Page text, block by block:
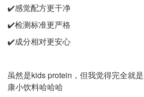
✔️感觉配方更干净
✔️检测标准更严格
✔️成分相对更安心
虽然是kids protein，但我觉得完全就
康小饮料哈哈哈